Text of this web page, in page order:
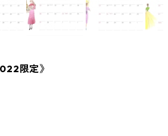
限定》